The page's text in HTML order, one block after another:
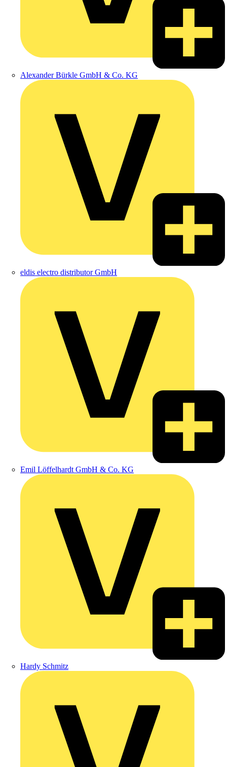
Alexander Bürkle GmbH & Co. KG
eldis electro distributor GmbH
Emil Löffelhardt GmbH & Co. KG
Hardy Schmitz